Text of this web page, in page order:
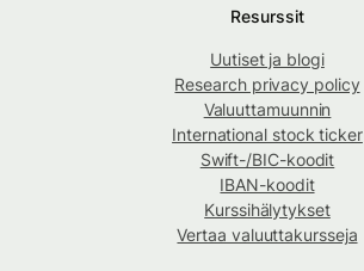
Resurssit
Uutiset ja blogi
Research privacy policy
Valuuttamuunnin
International stock ticker
Swift-/BIC-koodit
IBAN-koodit
Kurssihälytykset
Vertaa valuuttakursseja